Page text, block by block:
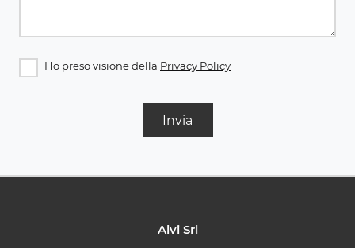
Ho preso visione della Privacy Policy
Invia
Alvi Srl